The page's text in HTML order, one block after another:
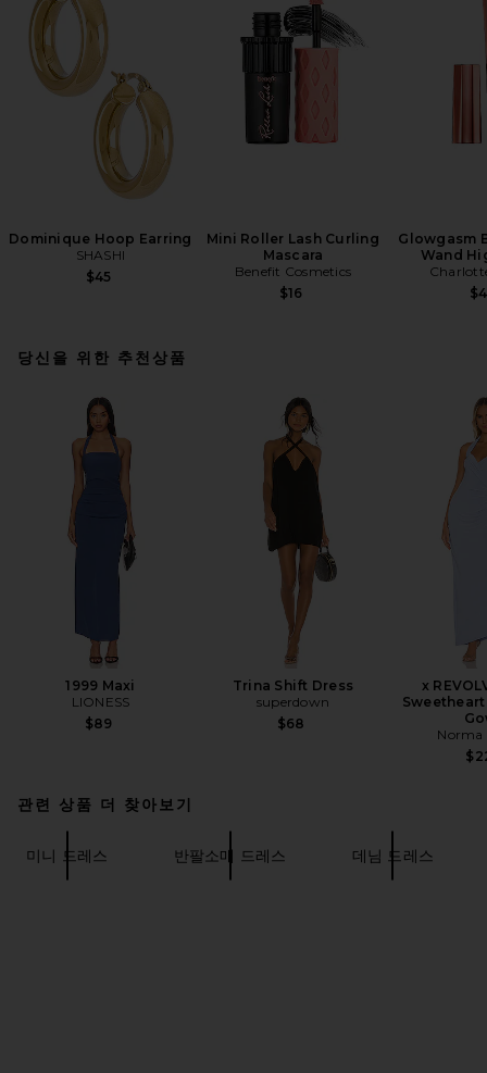
Dominique Hoop Earring
SHASHI
$45
Mini Roller Lash Curling
Mascara
Benefit Cosmetics
$16
Glowgasm
Wand
당신을 위한 추천상품
1999 Maxi
LIONESS
$89
Trina Shift Dress
superdown
$68
x
Norma
관련 상품 더 찾아보기
미니 드레스 반팔소매 드레스 데님 드레스